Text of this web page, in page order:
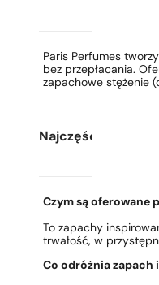
Paris Perfumes
bez przepłacania.
zapachowe stężenie
Najczęściej
Czym są oferowane
To zapachy
trwałość, w
Co odróżnia zapach